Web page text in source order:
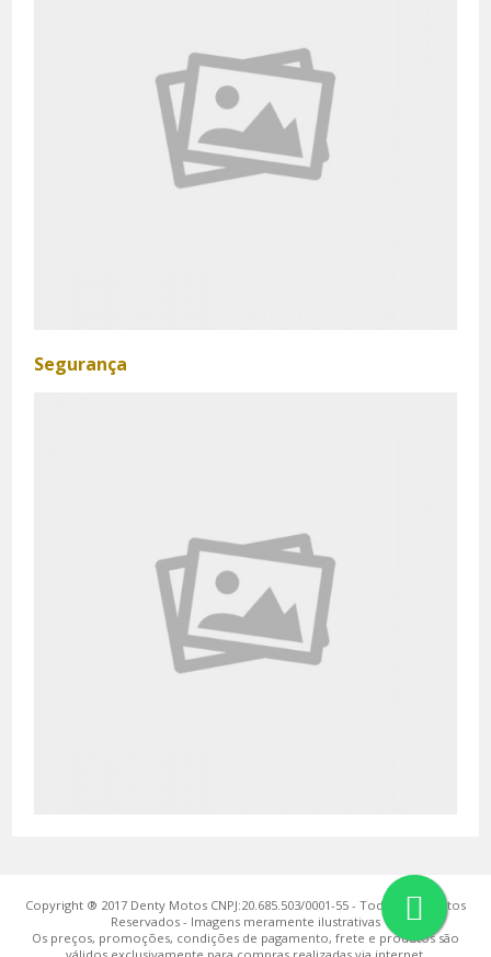
Segurança
Copyright ® 2017 Denty Motos CNPJ:20.685.503/0001-55 - Todos os Direitos
Reservados - Imagens meramente ilustrativas
Os preços, promoções, condições de pagamento, frete e produtos são